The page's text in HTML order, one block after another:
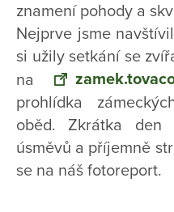
znamení pohody a
Nejprve jsme
si užily setkání se
na
prohlídka
oběd. Zkrátka den
úsměvů a příjemně
se na náš fotoreport.